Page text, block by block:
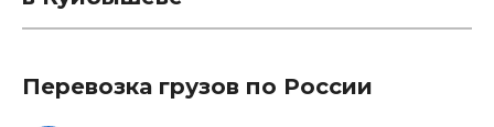
Перевозка грузов по России